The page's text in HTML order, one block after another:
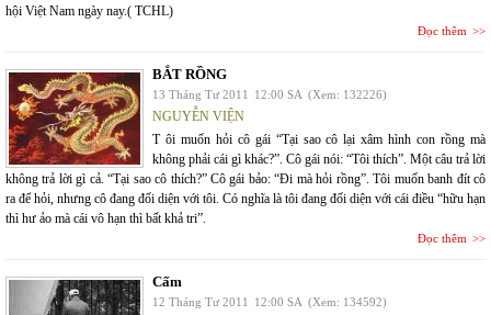
hội Việt Nam ngày nay.( TCHL)
Đọc thêm
BẮT RỒNG
13 Tháng Tư 2011 12:00 SA (Xem: 132226)
NGUYỄN VIỆN
T ôi muốn hỏi cô gái “Tại sao cô lại xâm hình con rồng mà
không phải cái gì khác?”. Cô gái nói: “Tôi thích”. Một câu trả lời
không trả lời gì cả. “Tại sao cô thích?” Cô gái bảo: “Đi mà hỏi rồng”. Tôi muốn banh đít cô
ra để hỏi, nhưng cô đang đối diện với tôi. Có nghĩa là tôi đang đối diện với cái điều “hữu hạn
thì hư ảo mà cái vô hạn thì bất khả tri”.
Đọc thêm
Cấm
12 Tháng Tư 2011 12:00 SA (Xem: 134592)